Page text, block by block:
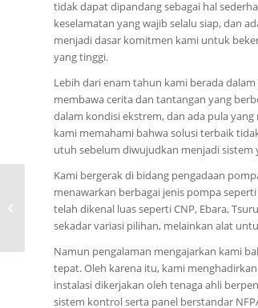
tidak dapat dipandang sebagai hal
keselamatan yang wajib selalu siap, dan
menjadi dasar komitmen kami untuk
yang tinggi.
Lebih dari enam tahun kami berada
membawa cerita dan tantangan yang
dalam kondisi ekstrem, dan ada pula
kami memahami bahwa solusi terbaik
utuh sebelum diwujudkan menjadi sistem
Kami bergerak di bidang pengadaan
menawarkan berbagai jenis pompa
telah dikenal luas seperti CNP, Ebara,
sekadar variasi pilihan, melainkan alat
Namun pengalaman mengajarkan kami
tepat. Oleh karena itu, kami
instalasi dikerjakan oleh tenaga ahli
sistem kontrol serta panel berstandar
0815-8668-7086, Harga
Pompa CNP MSS Kota
Long Bawang